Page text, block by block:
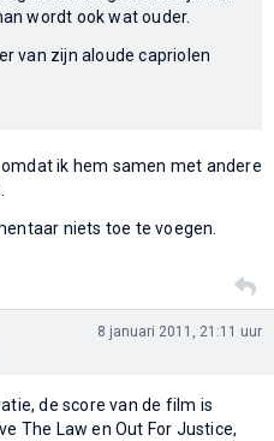
wordt ook wat ouder.
van zijn aloude capriolen
ik hem samen met andere
niets toe te voegen.
8 januari 2011, 21:11 uur
de score van de film is
The Law en Out For Justice,